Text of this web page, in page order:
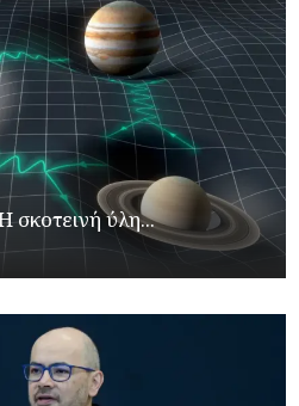
σκοτεινή ύλη...